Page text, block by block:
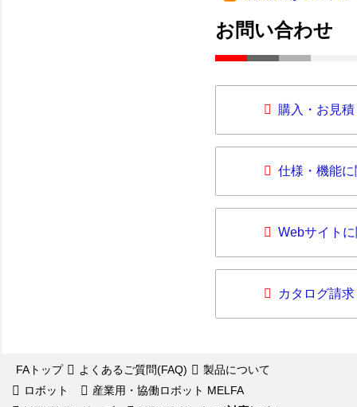
お問い合わせ
購入・お見
仕様・機能
Webサイト
カタログ請求
FAトップ よくあるご質問(FAQ)
製品について
ロボット
産業用・協働ロボット MELFA